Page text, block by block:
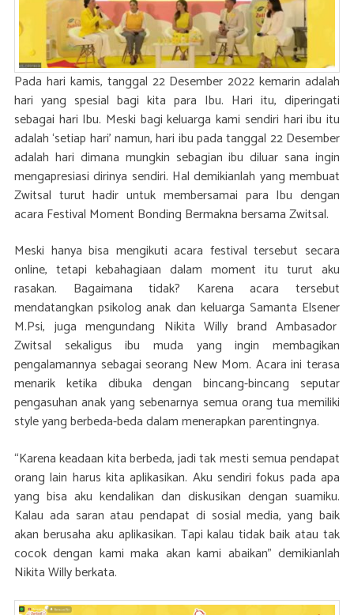
Pada hari kamis, tanggal 22 Desember 2022 kemarin adalah
hari yang spesial bagi kita para Ibu. Hari itu, diperingati
sebagai hari Ibu. Meski bagi keluarga kami sendiri hari ibu itu
adalah ‘setiap hari’ namun, hari ibu pada tanggal 22 Desember
adalah hari dimana mungkin sebagian ibu diluar sana ingin
mengapresiasi dirinya sendiri. Hal demikianlah yang membuat
Zwitsal turut hadir untuk membersamai para Ibu dengan
acara Festival Moment Bonding Bermakna bersama Zwitsal.
Meski hanya bisa mengikuti acara festival tersebut secara
online, tetapi kebahagiaan dalam moment itu turut aku
rasakan. Bagaimana tidak? Karena acara tersebut
mendatangkan psikolog anak dan keluarga Samanta Elsener
M.Psi, juga mengundang Nikita Willy brand Ambasador
Zwitsal sekaligus ibu muda yang ingin membagikan
pengalamannya sebagai seorang New Mom. Acara ini terasa
menarik ketika dibuka dengan bincang-bincang seputar
pengasuhan anak yang sebenarnya semua orang tua memiliki
style yang berbeda-beda dalam menerapkan parentingnya.
“Karena keadaan kita berbeda, jadi tak mesti semua pendapat
orang lain harus kita aplikasikan. Aku sendiri fokus pada apa
yang bisa aku kendalikan dan diskusikan dengan suamiku.
Kalau ada saran atau pendapat di sosial media, yang baik
akan berusaha aku aplikasikan. Tapi kalau tidak baik atau tak
cocok dengan kami maka akan kami abaikan” demikianlah
Nikita Willy berkata.